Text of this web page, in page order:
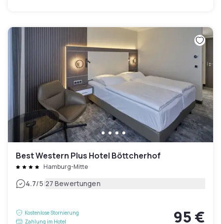
Best Western Plus Hotel Böttcherhof
Hamburg-Mitte
4.7/5|27 Bewertungen
Kostenlose Stornierung
Zahlung im Hotel
95 €